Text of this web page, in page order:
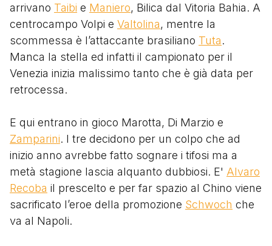
arrivano Taibi e Maniero, Bilica dal Vitoria Bahia. A
centrocampo Volpi e Valtolina, mentre la
scommessa è l’attaccante brasiliano Tuta.
Manca la stella ed infatti il campionato per il
Venezia inizia malissimo tanto che è già data per
retrocessa.
E qui entrano in gioco Marotta, Di Marzio e
Zamparini. I tre decidono per un colpo che ad
inizio anno avrebbe fatto sognare i tifosi ma a
metà stagione lascia alquanto dubbiosi. E' Alvaro
Recoba il prescelto e per far spazio al Chino viene
sacrificato l’eroe della promozione Schwoch che
va al Napoli.